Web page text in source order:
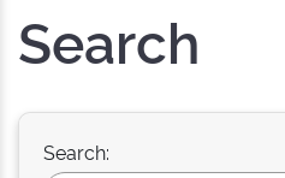
Search
Search: